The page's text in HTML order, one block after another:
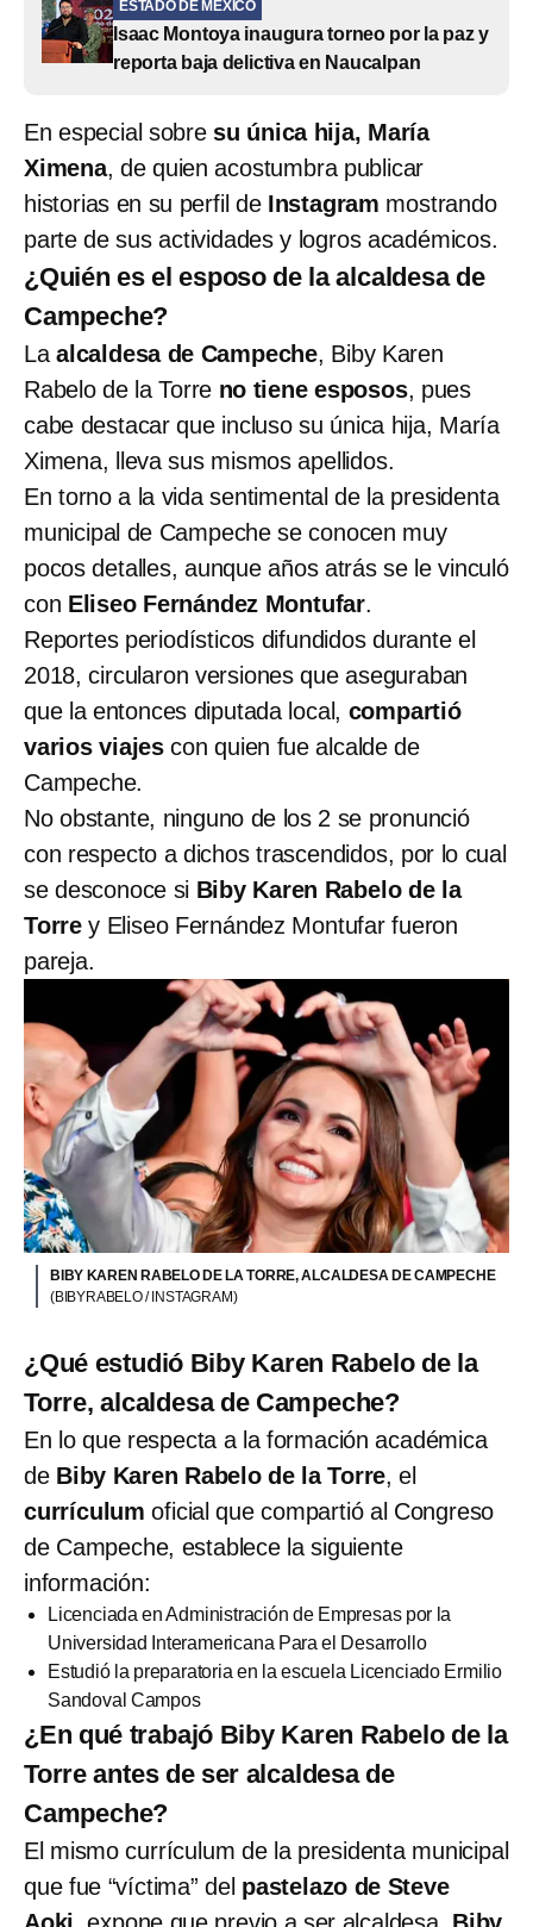
ESTADO DE MÉXICO
Isaac Montoya inaugura torneo por la paz y
reporta baja delictiva en Naucalpan
En especial sobre su única hija, María
Ximena, de quien acostumbra publicar
historias en su perfil de Instagram mostrando
parte de sus actividades y logros académicos.
¿Quién es el esposo de la alcaldesa de
Campeche?
La alcaldesa de Campeche, Biby Karen
Rabelo de la Torre no tiene esposos, pues
cabe destacar que incluso su única hija, María
Ximena, lleva sus mismos apellidos.
En torno a la vida sentimental de la presidenta
municipal de Campeche se conocen muy
pocos detalles, aunque años atrás se le vinculó
con Eliseo Fernández Montufar.
Reportes periodísticos difundidos durante el
2018, circularon versiones que aseguraban
que la entonces diputada local, compartió
varios viajes con quien fue alcalde de
Campeche.
No obstante, ninguno de los 2 se pronunció
con respecto a dichos trascendidos, por lo cual
se desconoce si Biby Karen Rabelo de la
Torre y Eliseo Fernández Montufar fueron
pareja.
BIBY KAREN RABELO DE LA TORRE, ALCALDESA DE CAMPECHE
(BIBYRABELO / INSTAGRAM)
¿Qué estudió Biby Karen Rabelo de la
Torre, alcaldesa de Campeche?
En lo que respecta a la formación académica
de Biby Karen Rabelo de la Torre, el
currículum oficial que compartió al Congreso
de Campeche, establece la siguiente
información:
Licenciada en Administración de Empresas por la
Universidad Interamericana Para el Desarrollo
Estudió la preparatoria en la escuela Licenciado Ermilio
Sandoval Campos
¿En qué trabajó Biby Karen Rabelo de la
Torre antes de ser alcaldesa de
Campeche?
El mismo currículum de la presidenta municipal
que fue “víctima” del pastelazo de Steve